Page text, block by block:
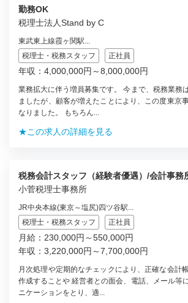
勤務OK
税理士法人Stand by C
東武東上線霞ヶ関駅...
税理士・税務スタッフ
正社員
年収：4,000,000円～8,000,000円
業務拡大に伴う増員募集です。 今まで、税務業務
ましたが、顧客が増えたことにより、この度東京
なりました。 もちろん...
★この求人の詳細を見る
税務会計スタッフ（経験者優遇）/会計事務
小菅税理士事務所
JR中央本線(東京～塩尻)四ツ谷駅...
税理士・税務スタッフ
正社員
月給：230,000円～550,000円
年収：3,220,000円～7,700,000円
月次処理や定期的なチェックにより、正確な会計
作成することや 経営者との面会、電話、メール等
ニケーションをとり、適...